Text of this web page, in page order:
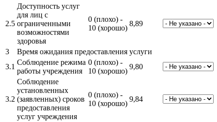
2.5
Доступность услуг
для лиц с
ограниченными
возможностями
здоровья
0 (плохо) -
10 (хорошо)
8,89
3
Время ожидания предоставления услуги
3.1
Соблюдение режима
работы учреждения
0 (плохо) -
10 (хорошо)
9,80
3.2
Соблюдение
установленных
(заявленных) сроков
предоставления
услуг учреждения
0 (плохо) -
10 (хорошо)
9,84